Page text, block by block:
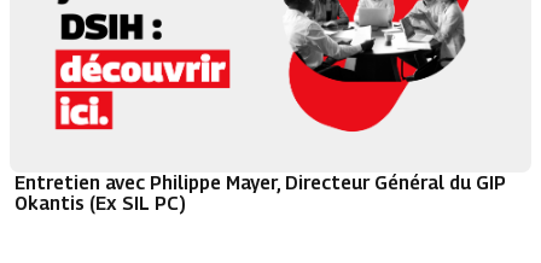
Entretien avec Philippe Mayer, Directeur Général du GIP
Okantis (Ex SIL PC)